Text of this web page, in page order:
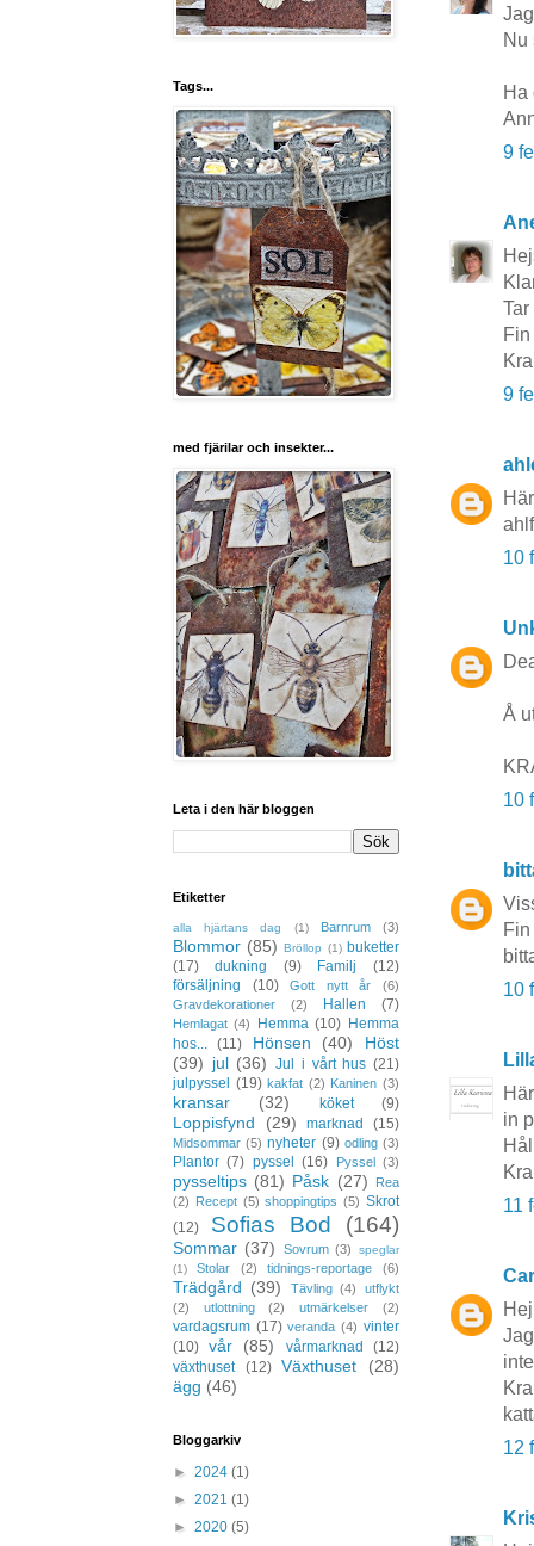
Nu
Ha
9
9
10
Å
10
10
in
11
12
Tags...
med fjärilar och insekter...
Leta i den här bloggen
Etiketter
alla hjärtans dag (1) Barnrum (3)
Blommor (85) Bröllop (1) buketter
(17)
dukning (9) Familj
(12)
försäljning
(10) Gott nytt år
(6)
Gravdekorationer
(2) Hallen (7)
Hemlagat (4) Hemma (10) Hemma
hos...
(11) Hönsen (40)
Höst
(39) jul (36) Jul i vårt hus (21)
julpyssel
(19) kakfat (2) Kaninen (3)
kransar (32) köket (9)
Loppisfynd (29) marknad (15)
Midsommar (5) nyheter (9) odling (3)
Plantor (7) pyssel (16) Pyssel (3)
pysseltips (81) Påsk (27)
Rea
(2) Recept (5) shoppingtips (5) Skrot
(12)
Sofias Bod (164)
Sommar (37) Sovrum (3)
speglar
(1)
Stolar (2) tidnings-reportage (6)
Trädgård (39) Tävling (4)
utflykt
(2)
utlottning (2) utmärkelser (2)
vardagsrum (17) veranda (4) vinter
(10) vår (85) vårmarknad
(12)
växthuset
(12) Växthuset
(28)
ägg (46)
Bloggarkiv
► 2024 (1)
► 2021 (1)
► 2020 (5)